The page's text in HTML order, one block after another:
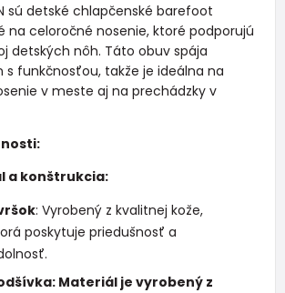
sú detské chlapčenské barefoot
na celoročné nosenie, ktoré podporujú
detských nôh. Táto obuv spája
s funkčnosťou, takže je ideálna na
v meste aj na prechádzky v
a konštrukcia:
: Vyrobený z kvalitnej kože,
poskytuje priedušnosť a
Materiál je vyrobený z